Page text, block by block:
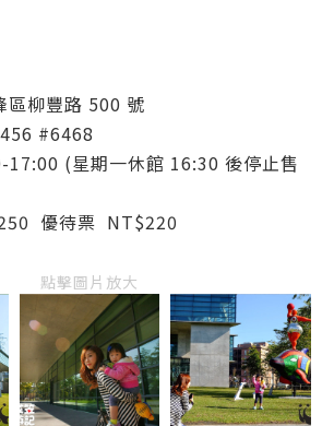
區柳豐路 500 號
#6468
17:00 (星期一休館 16:30 後停止售
優待票 NT$220
點擊圖片放大